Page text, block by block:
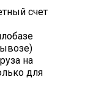
счет
на
для